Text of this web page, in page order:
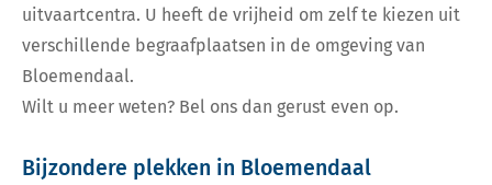
uitvaartcentra. U heeft de vrijheid om zelf te kiezen uit
verschillende begraafplaatsen in de omgeving van
Bloemendaal.
Wilt u meer weten? Bel ons dan gerust even op.
Bijzondere plekken in Bloemendaal